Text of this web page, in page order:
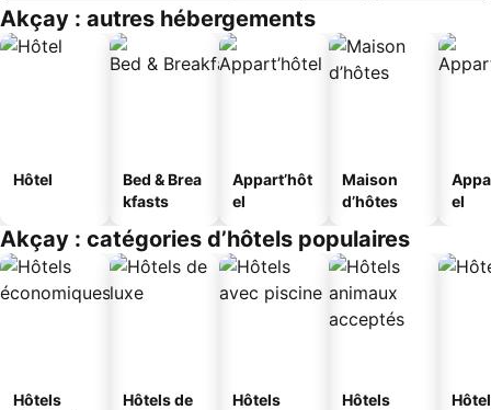
Akçay : autres hébergements
Hôtel
Bed & Brea
kfasts
Appart’hôt
el
Maison
d’hôtes
el
Akçay : catégories d’hôtels populaires
Hôtels
Hôtels de
Hôtels
Hôtels